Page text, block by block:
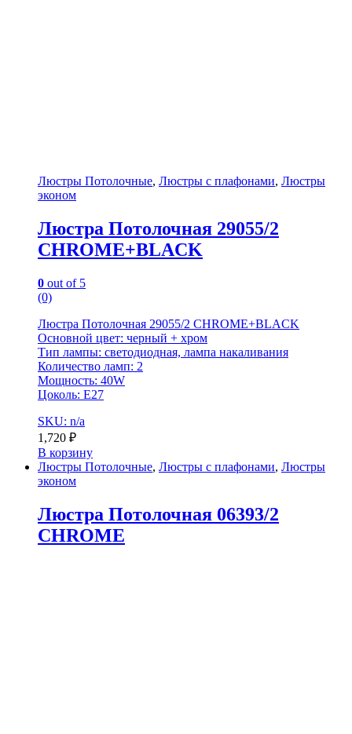
Люстры Потолочные, Люстры с плафонами, Люстры
эконом
Люстра Потолочная 29055/2
CHROME+BLACK
0 out of 5
(0)
Люстра Потолочная 29055/2 CHROME+BLACK
Основной цвет: черный + хром
Тип лампы: светодиодная, лампа накаливания
Количество ламп: 2
Мощность: 40W
Цоколь: E27
SKU: n/a
1,720 ₽
В корзину
Люстры Потолочные, Люстры с плафонами, Люстры
эконом
Люстра Потолочная 06393/2
CHROME